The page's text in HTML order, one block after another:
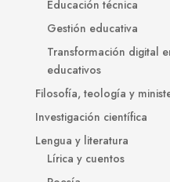
Educación técnica
Gestión educativa
Transformación digital
educativos
Filosofía, teología y
Investigación científica
Lengua y literatura
Lírica y cuentos